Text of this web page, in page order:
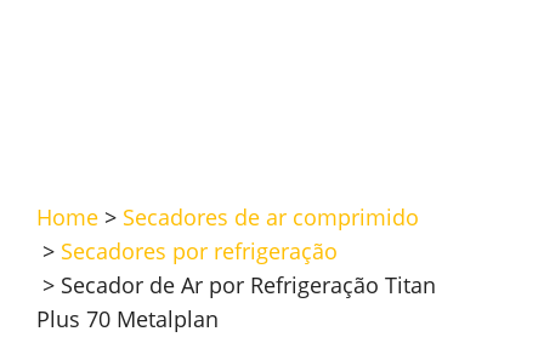
Home > Secadores de ar comprimido
> Secadores por refrigeração
> Secador de Ar por Refrigeração Titan
Plus 70 Metalplan